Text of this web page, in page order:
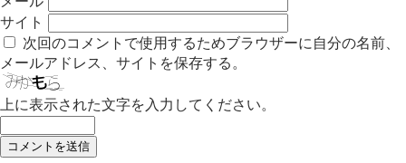
サイト
次回のコメントで使用するためブラウザーに自分の名前、
メールアドレス、サイトを保存する。
上に表示された文字を入力してください。